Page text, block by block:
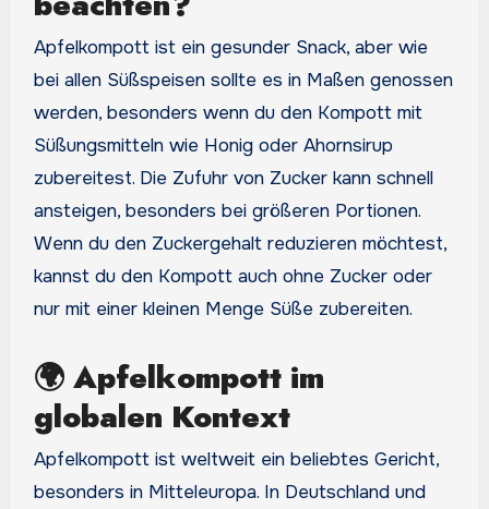
Apfelkompott ist ein gesunder Snack, aber wie
bei allen Süßspeisen sollte es in Maßen genossen
werden, besonders wenn du den Kompott mit
Süßungsmitteln wie Honig oder Ahornsirup
zubereitest. Die Zufuhr von Zucker kann schnell
ansteigen, besonders bei größeren Portionen.
Wenn du den Zuckergehalt reduzieren möchtest,
kannst du den Kompott auch ohne Zucker oder
nur mit einer kleinen Menge Süße zubereiten.
🌍Apfelkompott im
globalen Kontext
Apfelkompott ist weltweit ein beliebtes Gericht,
besonders in Mitteleuropa. In Deutschland und